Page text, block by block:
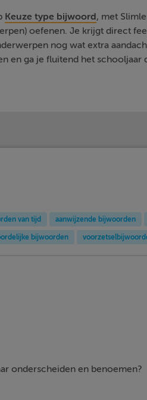
Keuze type bijwoord, met
oefenen. Je krijgt direct
nog wat extra
en ga je fluitend het schooljaar
van tijd aanwijzende bijwoorden
bijwoorden
onderscheiden en benoemen?